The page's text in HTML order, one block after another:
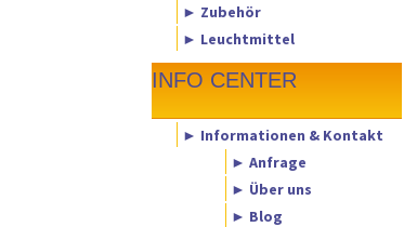
► Zubehör
► Leuchtmittel
INFO CENTER
► Informationen & Kontakt
► Anfrage
► Über uns
► Blog